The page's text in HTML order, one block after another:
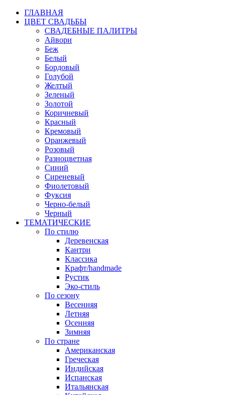
ГЛАВНАЯ
ЦВЕТ СВАДЬБЫ
СВАДЕБНЫЕ ПАЛИТРЫ
Айвори
Беж
Белый
Бордовый
Голубой
Желтый
Зеленый
Золотой
Коричневый
Красный
Кремовый
Оранжевый
Розовый
Разноцветная
Синий
Сиреневый
Фиолетовый
Фуксия
Черно-белый
Черный
ТЕМАТИЧЕСКИЕ
По стилю
Деревенская
Кантри
Классика
Крафт/handmade
Рустик
Эко-стиль
По сезону
Весенняя
Летняя
Осенняя
Зимняя
По стране
Американская
Греческая
Индийская
Испанская
Итальянская